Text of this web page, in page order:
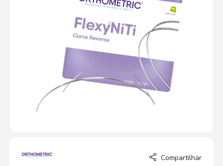
Compartilhar